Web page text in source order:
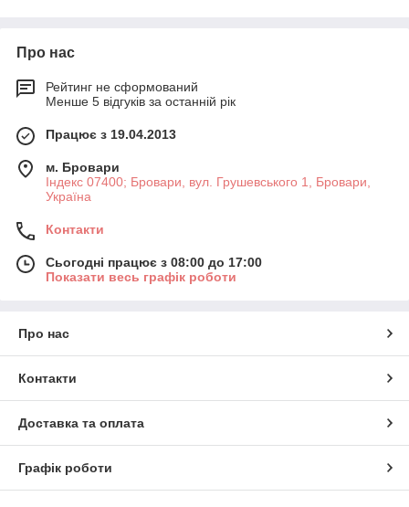
Про нас
Рейтинг не сформований
Менше 5 відгуків за останній рік
Працює з 19.04.2013
м. Бровари
Індекс 07400; Бровари, вул. Грушевського 1, Бровари,
Україна
Контакти
Сьогодні працює з 08:00 до 17:00
Показати весь графік роботи
Про нас
Контакти
Доставка та оплата
Графік роботи